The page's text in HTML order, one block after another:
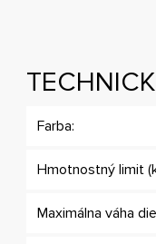
Farba:
Hmotnostný limit
Maximálna váha